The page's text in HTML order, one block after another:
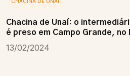
Chacina de Unaí: o
é preso em Campo Grande, no
13/02/2024